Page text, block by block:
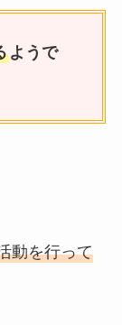
ようで
動を行って